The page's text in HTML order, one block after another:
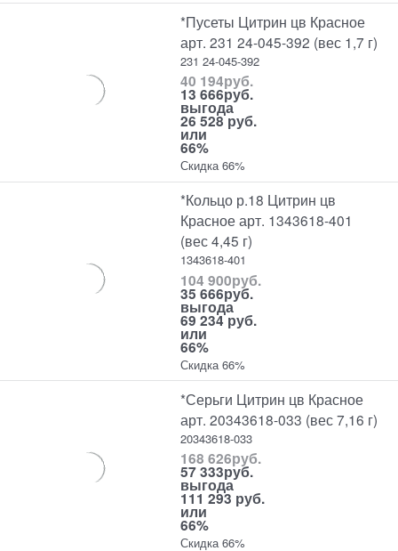
*Пусеты Цитрин цв Красное
арт. 231 24-045-392 (вес 1,7 г)
231 24-045-392
40 194руб.
13 666руб.
выгода
26 528 руб.
или
66%
Скидка 66%
*Кольцо р.18 Цитрин цв
Красное арт. 1343618-401
(вес 4,45 г)
1343618-401
104 900руб.
35 666руб.
выгода
69 234 руб.
или
66%
Скидка 66%
*Серьги Цитрин цв Красное
арт. 20343618-033 (вес 7,16 г)
20343618-033
168 626руб.
57 333руб.
выгода
111 293 руб.
или
66%
Скидка 66%